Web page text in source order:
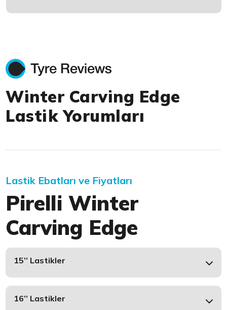
Winter Carving Edge
Lastik Yorumları
Lastik Ebatları ve Fiyatları
Pirelli Winter
Carving Edge
15’’ Lastikler
16’’ Lastikler